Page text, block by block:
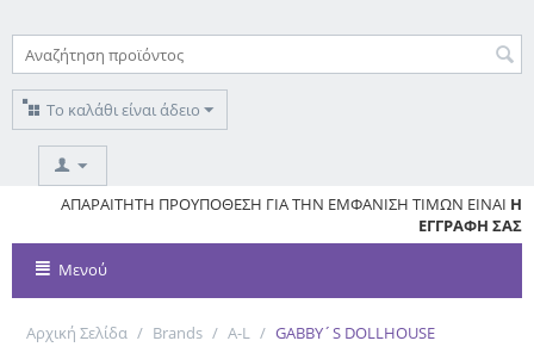
Το καλάθι είναι άδειο
ΑΠΑΡΑΙΤΗΤΗ ΠΡΟΥΠΟΘΕΣΗ ΓΙΑ ΤΗΝ ΕΜΦΑΝΙΣΗ ΤΙΜΩΝ ΕΙΝΑΙ Η
ΕΓΓΡΑΦΗ ΣΑΣ
Μενού
Αρχική Σελίδα / Brands / A-L / GABBY´S DOLLHOUSE